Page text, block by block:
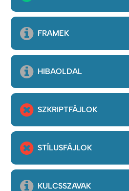
FRAMEK
HIBAOLDAL
SZKRIPTFÁJLOK
STÍLUSFÁJLOK
KULCSSZAVAK